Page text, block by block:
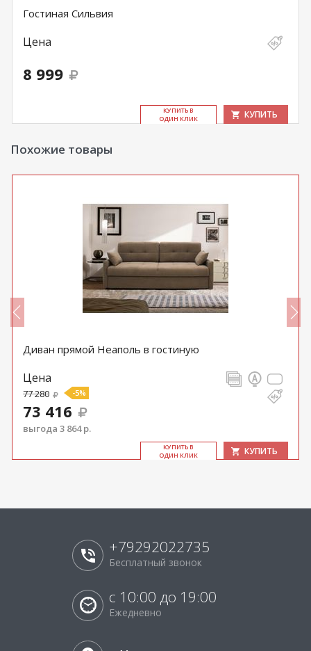
Гостиная Сильвия
Цена
8 999
КУ­ПИТЬ В
ОДИН КЛИК
КУПИТЬ
Похожие товары
Диван прямой Неаполь в гостиную
Цена
77 280 -5%
73 416
выгода 3 864 р.
КУ­ПИТЬ В
ОДИН КЛИК
КУПИТЬ
+79292022735
Бесплатный звонок
с 10:00 до 19:00
Ежедневно